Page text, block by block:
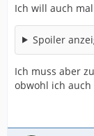
Ich will auch
Spoiler
Ich muss aber
obwohl ich